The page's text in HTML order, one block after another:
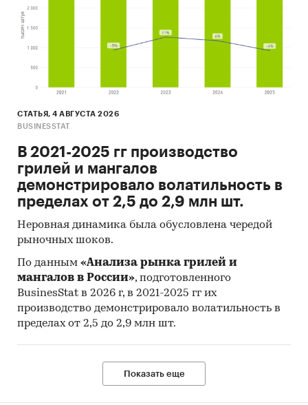
РФ, федеральные округа и регионы РФ, страны
мира
Категории: Потребительские товары
Комплектующие, запчасти
Автомобильные тормоза
СТАТЬЯ, 4 АВГУСТА 2026
BUSINESSTAT
В 2021-2025 гг производство
грилей и мангалов
демонстрировало волатильность в
пределах от 2,5 до 2,9 млн шт.
Неровная динамика была обусловлена чередой
рыночных шоков.
По данным «Анализа рынка грилей и
мангалов в России», подготовленного
BusinesStat в 2026 г, в 2021-2025 гг их
производство демонстрировало волатильность в
пределах от 2,5 до 2,9 млн шт.
Показать еще